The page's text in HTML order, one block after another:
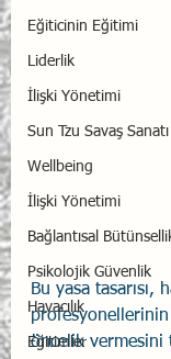
Eğiticinin Eğitimi
Liderlik
İlişki Yönetimi
Sun Tzu Savaş Sanatı
Wellbeing
İlişki Yönetimi
Bağlantısal
Psikolojik Güvenlik
Havacılık
Eğitimler
Bu yasa tasarısı,
profesyonellerinin
öncelik vermesini